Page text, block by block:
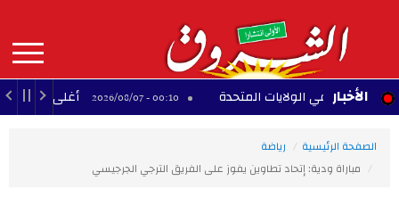
contenu
principal
MAIN
NAVIGATION الأخبار
في الولايات المتحدة 00:10 - 2026/08/07 أغلى 10 لاعبين أفارقة عبر التاريخ
الصفحة الرئيسية
رياضة
مباراة ودية: إتحاد تطاوين يفوز على الفريق الترجي الجرجيسي